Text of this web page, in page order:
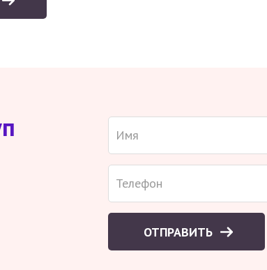
ОТПРАВИТЬ